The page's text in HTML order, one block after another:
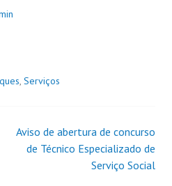
, Serviços
Aviso de abertura de concurso
de Técnico Especializado de
Serviço Social